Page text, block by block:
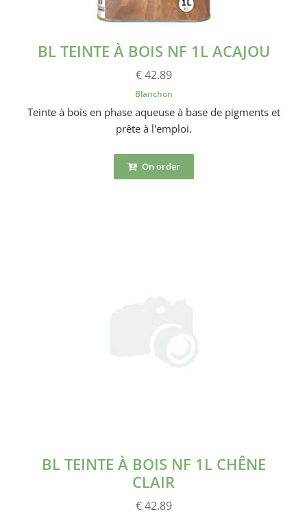
BL TEINTE À BOIS NF 1L ACAJOU
€ 42.89
Blanchon
Teinte à bois en phase aqueuse à base de pigments et
prête à l'emploi.
On order
BL TEINTE À BOIS NF 1L CHÊNE
CLAIR
€ 42.89